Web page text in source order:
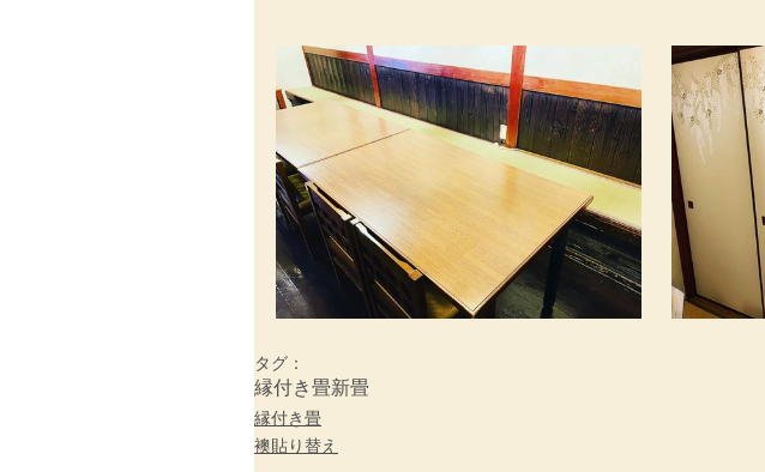
タグ：
縁付き畳新畳
縁付き畳
襖貼り替え